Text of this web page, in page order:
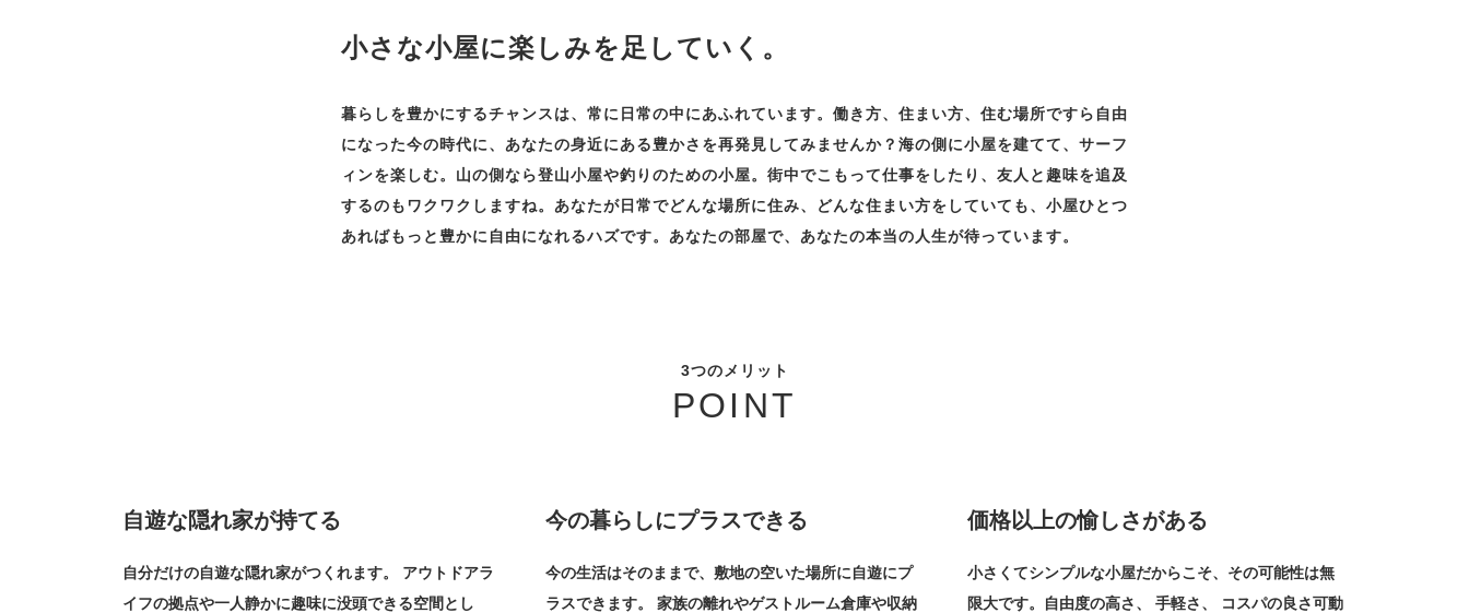
小さな小屋に楽しみを足していく。
暮らしを豊かにするチャンスは、常に日常の中にあふれています。働き方、住まい方、住む場所ですら自由
になった今の時代に、あなたの身近にある豊かさを再発見してみませんか？海の側に小屋を建てて、サーフ
ィンを楽しむ。山の側なら登山小屋や釣りのための小屋。街中でこもって仕事をしたり、友人と趣味を追及
するのもワクワクしますね。あなたが日常でどんな場所に住み、どんな住まい方をしていても、小屋ひとつ
あればもっと豊かに自由になれるハズです。あなたの部屋で、あなたの本当の人生が待っています。
3つのメリット
POINT
自遊な隠れ家が持てる
自分だけの自遊な隠れ家がつくれます。 アウトドアラ
イフの拠点や一人静かに趣味に没頭できる空間とし
今の暮らしにプラスできる
今の生活はそのままで、敷地の空いた場所に自遊にプ
ラスできます。 家族の離れやゲストルーム倉庫や収納
価格以上の愉しさがある
小さくてシンプルな小屋だからこそ、その可能性は無
限大です。自由度の高さ、 手軽さ、 コスパの良さ可動